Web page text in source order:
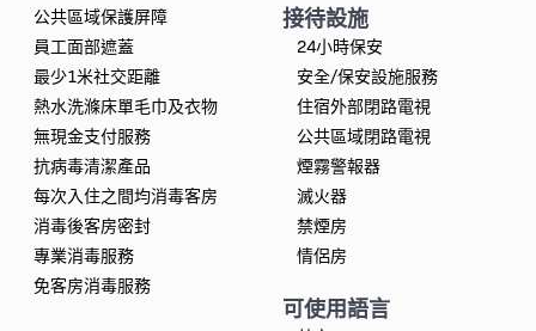
公共區域保護屏障
員工面部遮蓋
最少1米社交距離
熱水洗滌床單毛巾及衣物
無現金支付服務
抗病毒清潔產品
每次入住之間均消毒客房
消毒後客房密封
專業消毒服務
免客房消毒服務
接待設施
24小時保安
安全/保安設施服務
住宿外部閉路電視
公共區域閉路電視
煙霧警報器
滅火器
禁煙房
情侶房
可使用語言